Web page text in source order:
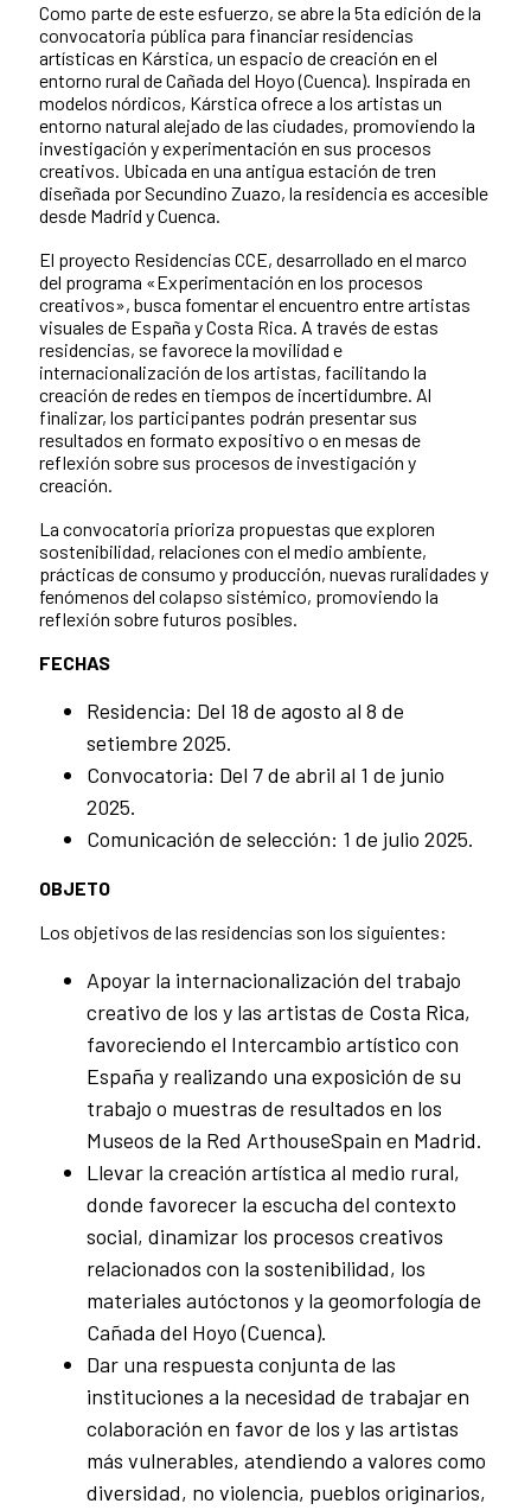
Como parte de este esfuerzo, se abre la 5ta edición de la
convocatoria pública para financiar residencias
artísticas en Kárstica, un espacio de creación en el
entorno rural de Cañada del Hoyo (Cuenca). Inspirada en
modelos nórdicos, Kárstica ofrece a los artistas un
entorno natural alejado de las ciudades, promoviendo la
investigación y experimentación en sus procesos
creativos. Ubicada en una antigua estación de tren
diseñada por Secundino Zuazo, la residencia es accesible
desde Madrid y Cuenca.
El proyecto Residencias CCE, desarrollado en el marco
del programa «Experimentación en los procesos
creativos», busca fomentar el encuentro entre artistas
visuales de España y Costa Rica. A través de estas
residencias, se favorece la movilidad e
internacionalización de los artistas, facilitando la
creación de redes en tiempos de incertidumbre. Al
finalizar, los participantes podrán presentar sus
resultados en formato expositivo o en mesas de
reflexión sobre sus procesos de investigación y
creación.
La convocatoria prioriza propuestas que exploren
sostenibilidad, relaciones con el medio ambiente,
prácticas de consumo y producción, nuevas ruralidades y
fenómenos del colapso sistémico, promoviendo la
reflexión sobre futuros posibles.
FECHAS
Residencia: Del 18 de agosto al 8 de
setiembre 2025.
Convocatoria: Del 7 de abril al 1 de junio
2025.
Comunicación de selección: 1 de julio 2025.
OBJETO
Los objetivos de las residencias son los siguientes:
Apoyar la internacionalización del trabajo
creativo de los y las artistas de Costa Rica,
favoreciendo el Intercambio artístico con
España y realizando una exposición de su
trabajo o muestras de resultados en los
Museos de la Red ArthouseSpain en Madrid.
Llevar la creación artística al medio rural,
donde favorecer la escucha del contexto
social, dinamizar los procesos creativos
relacionados con la sostenibilidad, los
materiales autóctonos y la geomorfología de
Cañada del Hoyo (Cuenca).
Dar una respuesta conjunta de las
instituciones a la necesidad de trabajar en
colaboración en favor de los y las artistas
más vulnerables, atendiendo a valores como
diversidad, no violencia, pueblos originarios,